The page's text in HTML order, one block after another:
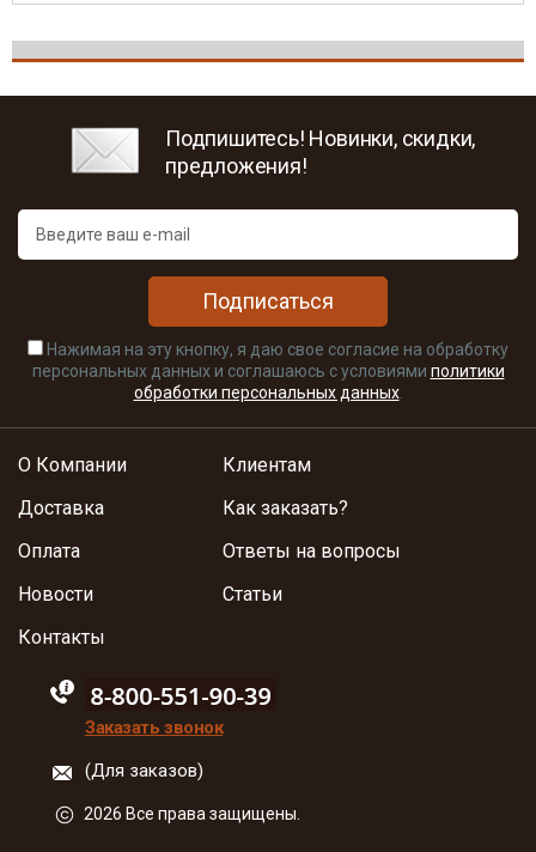
Подпишитесь! Новинки, скидки,
предложения!
Подписаться
Нажимая на эту кнопку, я даю свое согласие на обработку
персональных данных и соглашаюсь с условиями политики
обработки персональных данных.
О Компании
Доставка
Оплата
Новости
Клиентам
Как заказать?
Ответы на вопросы
Статьи
Контакты
88005555550
Заказать звонок
(Для заказов)
2026 Все права защищены.